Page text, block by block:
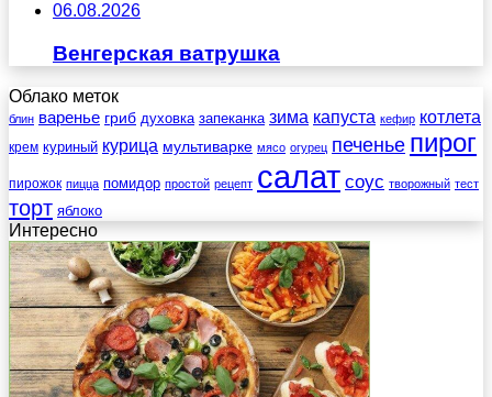
06.08.2026
Венгерская ватрушка
Облако меток
блин варенье гриб духовка запеканка зима капуста кефир котлета
крем куриный курица мультиварке мясо огурец печенье пирог
пирожок пицца помидор простой рецепт салат соус творожный тест
торт яблоко
Интересно